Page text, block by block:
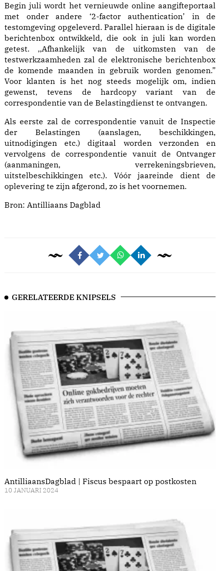
Begin juli wordt het vernieuwde online aangifteportaal
met onder andere ‘2-factor authentication’ in de
testomgeving opgeleverd. Parallel hieraan is de digitale
berichtenbox ontwikkeld, die ook in juli kan worden
getest. ,,Afhankelijk van de uitkomsten van de
testwerkzaamheden zal de elektronische berichtenbox
de komende maanden in gebruik worden genomen.”
Voor klanten is het nog steeds mogelijk om, indien
gewenst, tevens de hardcopy variant van de
correspondentie van de Belastingdienst te ontvangen.
Als eerste zal de correspondentie vanuit de Inspectie
der Belastingen (aanslagen, beschikkingen,
uitnodigingen etc.) digitaal worden verzonden en
vervolgens de correspondentie vanuit de Ontvanger
(aanmaningen, verrekeningsbrieven,
uitstelbeschikkingen etc.). Vóór jaareinde dient de
oplevering te zijn afgerond, zo is het voornemen.
Bron: Antilliaans Dagblad
GERELATEERDE KNIPSELS
AntilliaansDagblad | Fiscus bespaart op postkosten
10 JANUARI 2024